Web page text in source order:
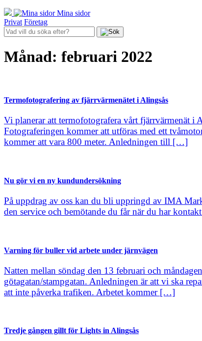
Mina sidor
Privat Företag
Månad: februari 2022
Termofotografering av fjärrvärmenätet i Alingsås
Vi planerar att termofotografera vårt fjärrvärmenät i
Fotograferingen kommer att utföras med ett
kommer att vara 800 meter. Anledningen till […]
Nu gör vi en ny kundundersökning
På uppdrag av oss kan du bli uppringd av IMA
den service och bemötande du får när du har
Varning för buller vid arbete under järnvägen
Natten mellan söndag den 13 februari och
götagatan/stampgatan. Anledningen är att vi ska
att inte påverka trafiken. Arbetet kommer […]
Tredje gången gillt för Lights in Alingsås